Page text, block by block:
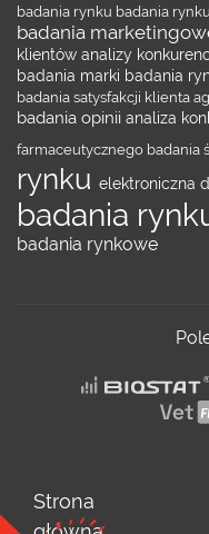
badania rynku badania
badania
klientów analizy
badania marki badania
badania satysfakcji klienta
badania opinii analiza
farmaceutycznego badania
rynku elektroniczna
badania
badania rynkowe
Strona